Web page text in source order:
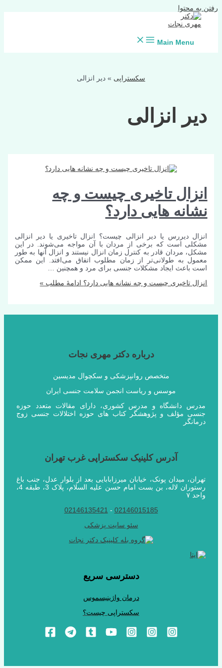
رفتن به محتوا
Main Menu
سکستراپی » دیر انزالی
دیر انزالی
انزال تاخیری چیست و چه
نشانه هایی دارد؟
انزال دیررس یا دیر انزالی چیست؟ انزال تاخیری یا دیر انزالی
مشکلی است که برخی از مردان با آن مواجه می‌شوند. در این
مشکل، مردان قادر به کنترل زمان انزال نیستند و انزال آنها به طور
معمول به طولانی‌تر از زمان مطلوب اتفاق می‌افتد. این ممکن
است باعث ایجاد مشکلات جنسی برای مرد و همچنین …
انزال تاخیری چیست و چه نشانه هایی دارد؟ ادامۀ مطلب »
درباره دکتر مهری نجات
متخصص روانپزشکی و سکچوال مدیسین
موسس و ریاست انجمن سلامت جنسی ایران
مدرس دانشگاه و مدرس کشوری، دارای مقالات متعدد حوزه
جنسی مؤلف و پژوهشگر کتاب های حوزه اختلالات جنسی زوج
درمانگر
آدرس کلینیک سکستراپی غرب تهران
تهران، میدان پونک، خیابان میرزابابایی بعد از بلوار عدل، جنب باغ
رستوران لاله، بن بست امام حسن علیه السلام، پلاک 3، طبقه 4،
واحد ۷
02146015185
-
02146135421
سئو سایت پزشکی
دسترسی سریع
درمان واژینیسموس
سکستراپی چیست؟